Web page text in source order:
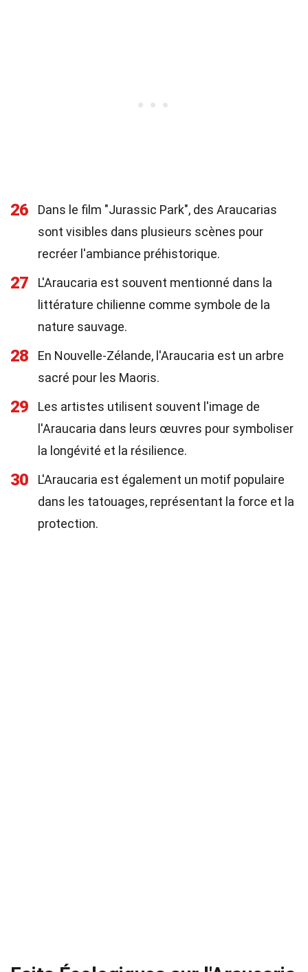
26
Dans le film "Jurassic Park", des Araucarias
sont visibles dans plusieurs scènes pour
recréer l'ambiance préhistorique.
27
L'Araucaria est souvent mentionné dans la
littérature chilienne comme symbole de la
nature sauvage.
28
En Nouvelle-Zélande, l'Araucaria est un arbre
sacré pour les Maoris.
29
Les artistes utilisent souvent l'image de
l'Araucaria dans leurs œuvres pour symboliser
la longévité et la résilience.
30
L'Araucaria est également un motif populaire
dans les tatouages, représentant la force et la
protection.